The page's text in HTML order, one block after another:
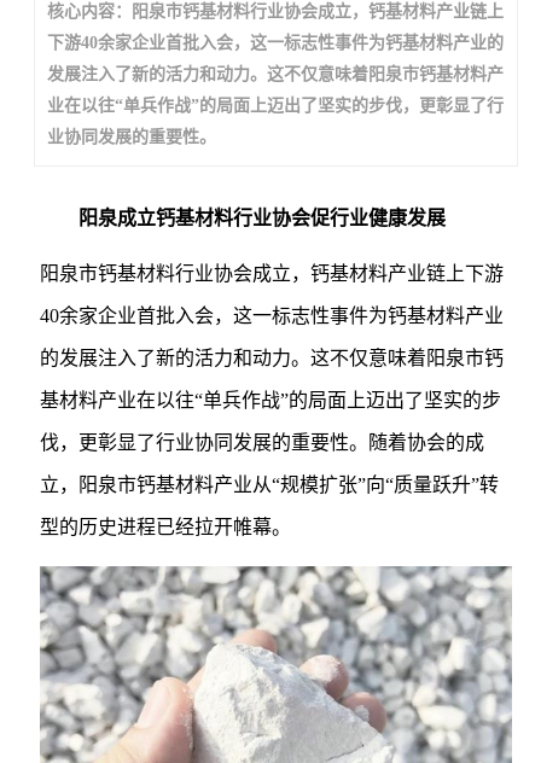
核心内容：阳泉市钙基材料行业协会成立，钙基材料产业链上
下游40余家企业首批入会，这一标志性事件为钙基材料产业的
发展注入了新的活力和动力。这不仅意味着阳泉市钙基材料产
业在以往“单兵作战”的局面上迈出了坚实的步伐，更彰显了行
业协同发展的重要性。
阳泉成立钙基材料行业协会促行业健康发展
阳泉市钙基材料行业协会成立，钙基材料产业链上下游
40余家企业首批入会，这一标志性事件为钙基材料产业
的发展注入了新的活力和动力。这不仅意味着阳泉市钙
基材料产业在以往“单兵作战”的局面上迈出了坚实的步
伐，更彰显了行业协同发展的重要性。随着协会的成
立，阳泉市钙基材料产业从“规模扩张”向“质量跃升”转
型的历史进程已经拉开帷幕。